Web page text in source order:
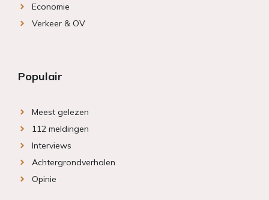
Economie
Verkeer & OV
Populair
Meest gelezen
112 meldingen
Interviews
Achtergrondverhalen
Opinie